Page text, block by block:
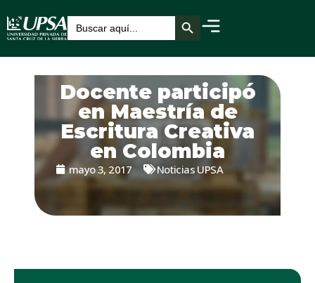
Buscar: Botón de búsqueda
Docente participó
en Maestría de
Escritura Creativa
en Colombia
mayo 3, 2017 Noticias UPSA